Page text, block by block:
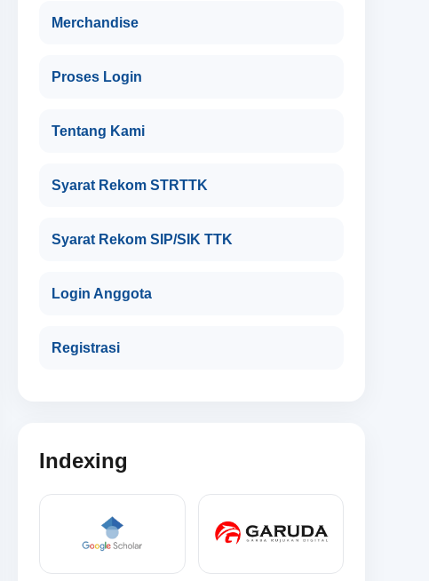
Merchandise
Proses Login
Tentang Kami
Syarat Rekom STRTTK
Syarat Rekom SIP/SIK TTK
Login Anggota
Registrasi
Indexing